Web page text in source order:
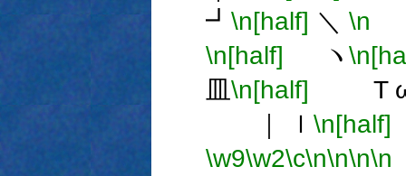
┛ \n[half] ＼ \n
\n[half] ヽ
皿\n[half] T ω
｜ ｌ \n[half]
\w9\w2\c\n\n\n\n